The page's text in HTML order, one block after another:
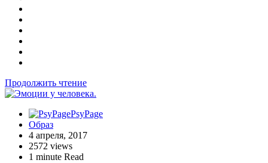
Продолжить чтение
PsyPage
Образ
4 апреля, 2017
2572 views
1 minute Read